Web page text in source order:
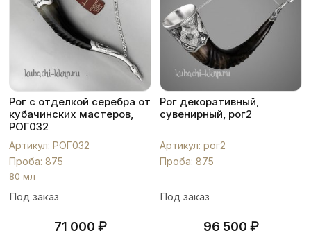
Рог с отделкой серебра от
кубачинских мастеров,
РОГ032
Артикул: РОГ032
Проба: 875
80 мл
Под заказ
71 000 ₽
Рог декоративный,
сувенирный, рог2
Артикул: рог2
Проба: 875
Под заказ
96 500 ₽